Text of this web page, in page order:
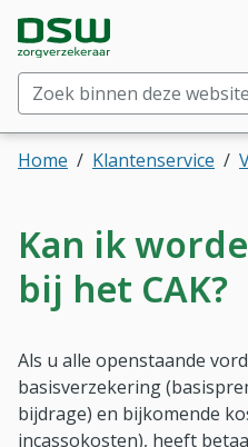
Direct naar hoofdinhoud
Direct naar hoofdmenu
DSW
Zoek binnen deze website
Home Klantenservice
Kan ik
bij het CAK?
Als u alle openstaande
basisverzekering
bijdrage) en bijkomende
incassokosten), heeft